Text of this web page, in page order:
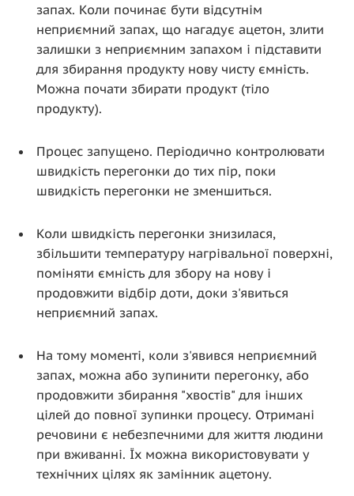
запах. Коли починає бути відсутнім
неприємний запах, що нагадує ацетон, злити
залишки з неприємним запахом і підставити
для збирання продукту нову чисту ємність.
Можна почати збирати продукт (тіло
продукту).
Процес запущено. Періодично контролювати
швидкість перегонки до тих пір, поки
швидкість перегонки не зменшиться.
Коли швидкість перегонки знизилася,
збільшити температуру нагрівальної поверхні,
поміняти ємність для збору на нову і
продовжити відбір доти, доки з'явиться
неприємний запах.
На тому моменті, коли з'явився неприємний
запах, можна або зупинити перегонку, або
продовжити збирання "хвостів" для інших
цілей до повної зупинки процесу. Отримані
речовини є небезпечними для життя людини
при вживанні. Їх можна використовувати у
технічних цілях як замінник ацетону.